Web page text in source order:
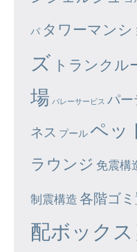
パ タワーマンシ
ズ トランクル
場 バレーサービス パー
ネス プール ペッ
ラウンジ 免震構
制震構造 各階ゴ
配ボックス